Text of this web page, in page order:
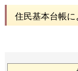
住民基本台帳に